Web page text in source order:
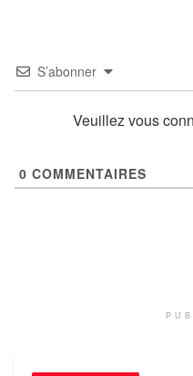
S’abonner
Veuillez vous
0 COMMENTAIRES